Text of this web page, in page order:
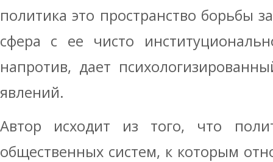
политика это пространство борьбы
сфера с ее чисто
напротив, дает
явлений.
Автор исходит из того, что
общественных систем, к которым